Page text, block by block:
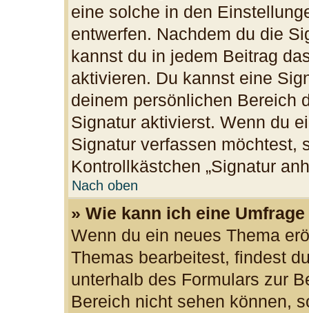
eine solche in den
entwerfen. Nachdem du die
kannst du in jedem Beitrag
aktivieren. Du kannst eine
deinem persönlichen Bereich
Signatur aktivierst. Wenn du
Signatur verfassen möchtest,
Kontrollkästchen „Signatur
Nach oben
» Wie kann ich eine
Wenn du ein neues Thema
Themas bearbeitest, findest
unterhalb des Formulars zur
Bereich nicht sehen können,